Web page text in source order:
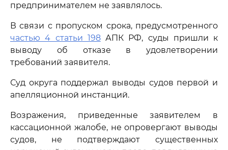
предпринимателем не заявлялось.
В связи с пропуском срока, предусмотренного
частью 4 статьи 198АПК РФ, суды пришли к
выводу об отказе в удовлетворении
требований заявителя.
Суд округа поддержал выводы судов первой и
апелляционной инстанций.
Возражения, приведенные заявителем в
кассационной жалобе, не опровергают выводы
судов, не подтверждают существенных